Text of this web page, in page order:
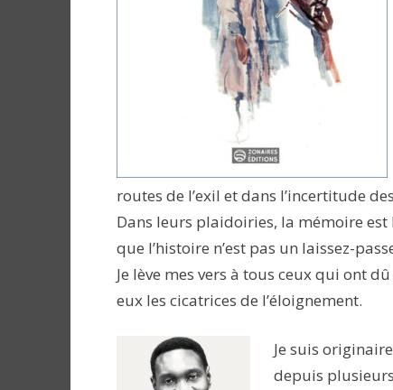
routes de l’exil et dans l’incertitude
Dans leurs plaidoiries, la mémoire
que l’histoire n’est pas un laissez-
Je lève mes vers à tous ceux qui ont
eux les cicatrices de l’éloignement.
Je suis
depuis